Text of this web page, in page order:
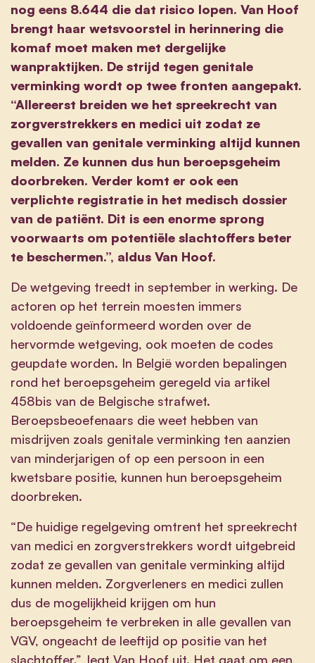
nog eens 8.644 die dat risico lopen. Van Hoof
brengt haar wetsvoorstel in herinnering die
komaf moet maken met dergelijke
wanpraktijken. De strijd tegen genitale
verminking wordt op twee fronten aangepakt.
“Allereerst breiden we het spreekrecht van
zorgverstrekkers en medici uit zodat ze
gevallen van genitale verminking altijd kunnen
melden. Ze kunnen dus hun beroepsgeheim
doorbreken. Verder komt er ook een
verplichte registratie in het medisch dossier
van de patiënt. Dit is een enorme sprong
voorwaarts om potentiële slachtoffers beter
te beschermen.”, aldus Van Hoof.
De wetgeving treedt in september in werking. De
actoren op het terrein moesten immers
voldoende geïnformeerd worden over de
hervormde wetgeving, ook moeten de codes
geupdate worden. In België worden bepalingen
rond het beroepsgeheim geregeld via artikel
458bis van de Belgische strafwet.
Beroepsbeoefenaars die weet hebben van
misdrijven zoals genitale verminking ten aanzien
van minderjarigen of op een persoon in een
kwetsbare positie, kunnen hun beroepsgeheim
doorbreken.
“De huidige regelgeving omtrent het spreekrecht
van medici en zorgverstrekkers wordt uitgebreid
zodat ze gevallen van genitale verminking altijd
kunnen melden. Zorgverleners en medici zullen
dus de mogelijkheid krijgen om hun
beroepsgeheim te verbreken in alle gevallen van
VGV, ongeacht de leeftijd op positie van het
slachtoffer.”, legt Van Hoof uit. Het gaat om een